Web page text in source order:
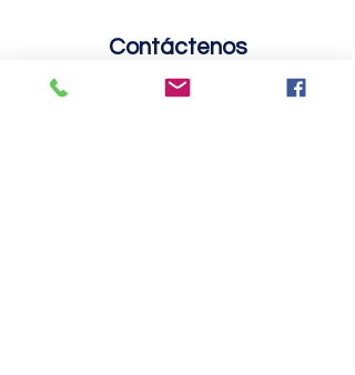
Contáctenos